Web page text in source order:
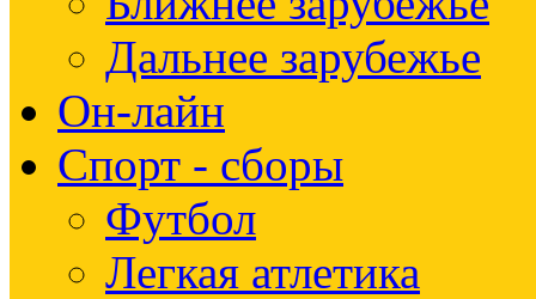
Дальнее зарубежье
Он-лайн
Спорт - сборы
Футбол
Легкая атлетика